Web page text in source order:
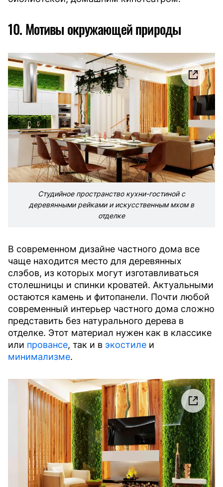
10. Мотивы окружающей природы
Студийное пространство кухни-гостиной с
деревянными рейками и искусственным мхом в
отделке
В современном дизайне частного дома все
чаще находится место для деревянных
слэбов, из которых могут изготавливаться
столешницы и спинки кроватей. Актуальными
остаются камень и фитопанели. Почти любой
современный интерьер частного дома сложно
представить без натурального дерева в
отделке. Этот материал нужен как в классике
или провансе, так и в экостиле и
минимализме.